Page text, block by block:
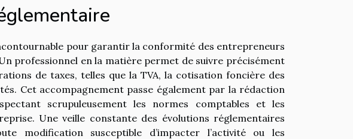
pour garantir la conformité des entrepreneurs
professionnel en la matière permet de suivre précisément
de taxes, telles que la TVA, la cotisation foncière des
Cet accompagnement passe également par la rédaction
scrupuleusement les normes comptables et les
Une veille constante des évolutions réglementaires
modification susceptible d’impacter l’activité ou les